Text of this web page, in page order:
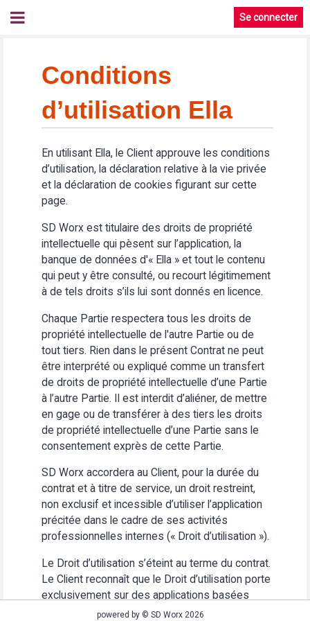
Se connecter
Conditions
d’utilisation Ella
En utilisant Ella, le Client approuve les conditions
d’utilisation, la déclaration relative à la vie privée
et la déclaration de cookies figurant sur cette
page.
SD Worx est titulaire des droits de propriété
intellectuelle qui pèsent sur l’application, la
banque de données d'« Ella » et tout le contenu
qui peut y être consulté, ou recourt légitimement
à de tels droits s’ils lui sont donnés en licence.
Chaque Partie respectera tous les droits de
propriété intellectuelle de l'autre Partie ou de
tout tiers. Rien dans le présent Contrat ne peut
être interprété ou expliqué comme un transfert
de droits de propriété intellectuelle d’une Partie
à l’autre Partie. Il est interdit d’aliéner, de mettre
en gage ou de transférer à des tiers les droits
de propriété intellectuelle d’une Partie sans le
consentement exprès de cette Partie.
SD Worx accordera au Client, pour la durée du
contrat et à titre de service, un droit restreint,
non exclusif et incessible d’utiliser l’application
précitée dans le cadre de ses activités
professionnelles internes (« Droit d’utilisation »).
Le Droit d’utilisation s’éteint au terme du contrat.
Le Client reconnaît que le Droit d’utilisation porte
exclusivement sur des applications basées
Web. Le Client s’abstiendra (i) d’utiliser
powered by © SD Worx 2026